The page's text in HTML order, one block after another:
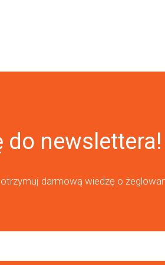
do newslettera!
darmową wiedzę o